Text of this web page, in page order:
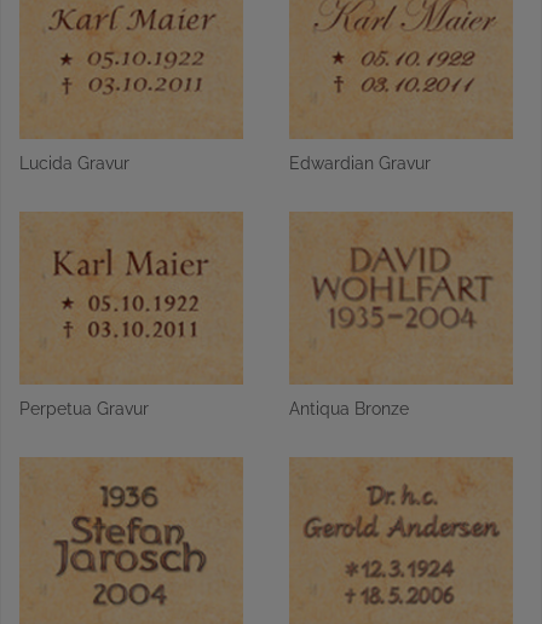
Lucida Gravur Edwardian Gravur
Perpetua Gravur Antiqua Bronze